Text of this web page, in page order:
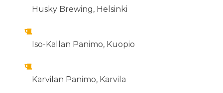
Husky Brewing, Helsinki
Iso-Kallan Panimo, Kuopio
Karvilan Panimo, Karvila